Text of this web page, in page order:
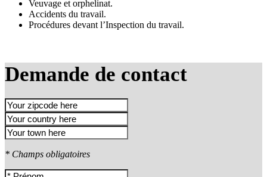
Veuvage et orphelinat.
Accidents du travail.
Procédures devant l’Inspection du travail.
Demande de contact
* Champs obligatoires